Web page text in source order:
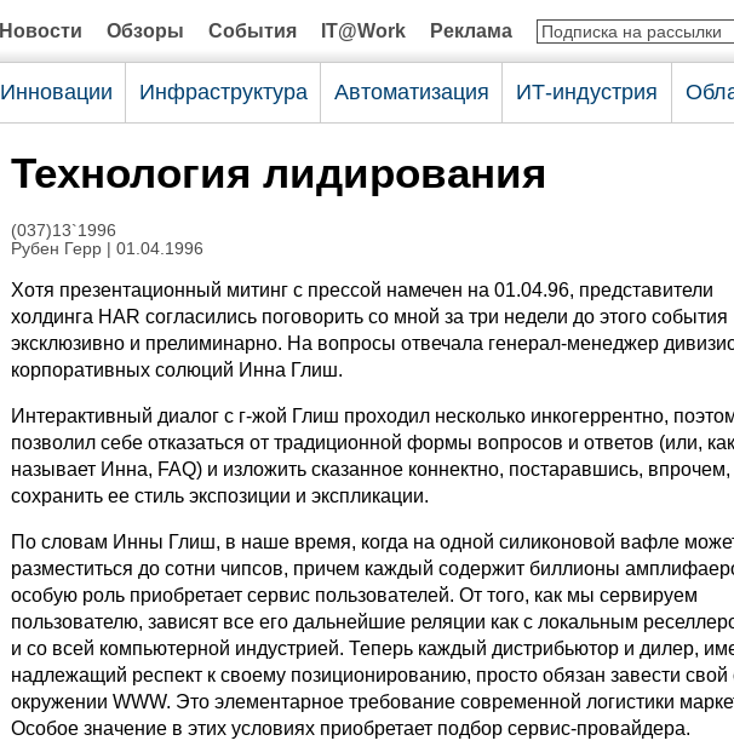
Новости Обзоры События IT@Work Реклама
Инновации Инфраструктура Автоматизация ИТ-индустрия
Технология лидирования
(037)13`1996
Рубен Герр | 01.04.1996
Хотя презентационный митинг с прессой намечен на 01.04.96, представители
холдинга HAR согласились поговорить со мной за три недели до этого события
эксклюзивно и прелиминарно. На вопросы отвечала генерал-менеджер
корпоративных солюций Инна Глиш.
Интерактивный диалог с г-жой Глиш проходил несколько инкогеррентно,
позволил себе отказаться от традиционной формы вопросов и ответов (или,
называет Инна, FAQ) и изложить сказанное коннектно, постаравшись, впрочем,
сохранить ее стиль экспозиции и экспликации.
По словам Инны Глиш, в наше время, когда на одной силиконовой вафле
разместиться до сотни чипсов, причем каждый содержит биллионы
особую роль приобретает сервис пользователей. От того, как мы сервируем
пользователю, зависят все его дальнейшие реляции как с локальным
и со всей компьютерной индустрией. Теперь каждый дистрибьютор и дилер,
надлежащий респект к своему позиционированию, просто обязан завести свой
окружении WWW. Это элементарное требование современной логистики
Особое значение в этих условиях приобретает подбор сервис-провайдера.